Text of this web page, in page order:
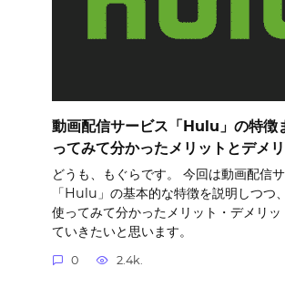
動画配信サービス「Hulu」の特徴
ってみて分かったメリットとデメ
どうも、もぐらです。 今回は動画配信
「Hulu」の基本的な特徴を説明しつつ
使ってみて分かったメリット・デメリッ
ていきたいと思います。
0 2.4k.